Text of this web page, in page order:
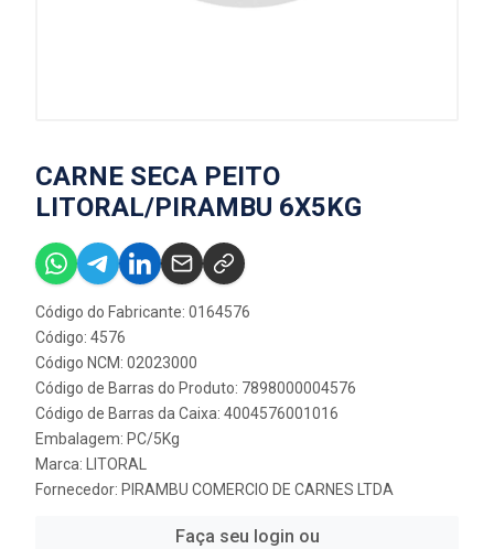
CARNE SECA PEITO
LITORAL/PIRAMBU 6X5KG
Código do Fabricante: 0164576
Código: 4576
Código NCM: 02023000
Código de Barras do Produto: 7898000004576
Código de Barras da Caixa: 4004576001016
Embalagem: PC/5Kg
Marca:
LITORAL
Fornecedor: PIRAMBU COMERCIO DE CARNES LTDA
Faça seu login ou